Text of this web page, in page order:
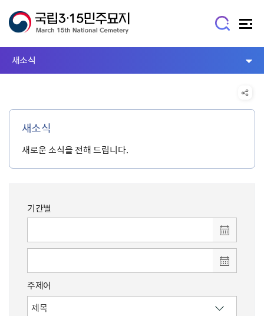
새소식
새소식
새로운 소식을 전해 드립니다.
기간별
주제어